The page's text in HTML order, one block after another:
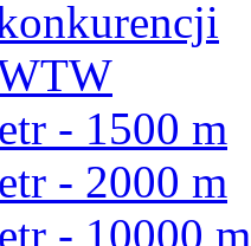
- 1500 m
- 2000 m
- 10000 m